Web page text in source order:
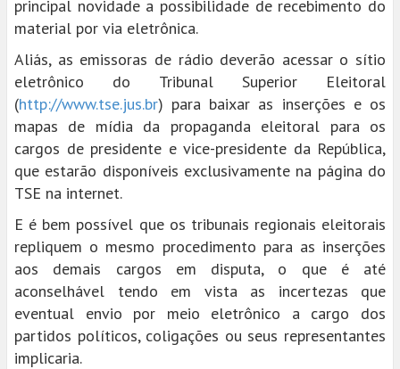
principal novidade a possibilidade de recebimento do
material por via eletrônica.
Aliás, as emissoras de rádio deverão acessar o sítio
eletrônico do Tribunal Superior Eleitoral
(http://www.tse.jus.br) para baixar as inserções e os
mapas de mídia da propaganda eleitoral para os
cargos de presidente e vice-presidente da República,
que estarão disponíveis exclusivamente na página do
TSE na internet.
E é bem possível que os tribunais regionais eleitorais
repliquem o mesmo procedimento para as inserções
aos demais cargos em disputa, o que é até
aconselhável tendo em vista as incertezas que
eventual envio por meio eletrônico a cargo dos
partidos políticos, coligações ou seus representantes
implicaria.